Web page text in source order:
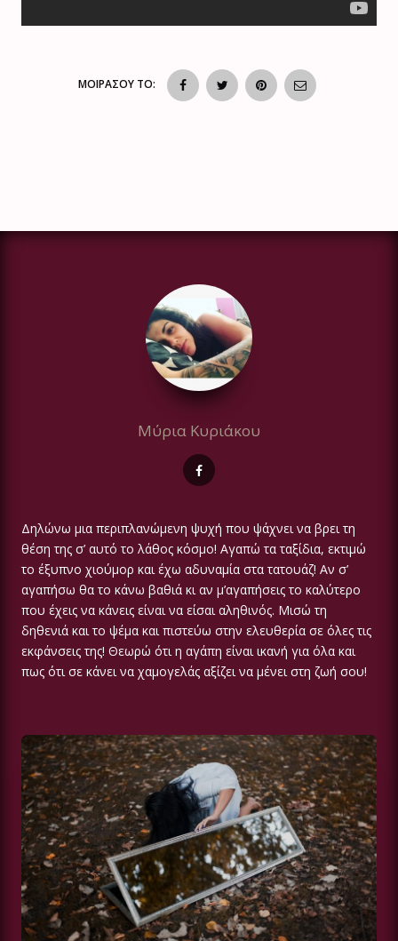
ΜΟΙΡΑΣΟΥ ΤΟ:
Μύρια Κυριάκου
Δηλώνω μια περιπλανώμενη ψυχή που ψάχνει να βρει τη
θέση της σ’ αυτό το λάθος κόσμο! Αγαπώ τα ταξίδια, εκτιμώ
το έξυπνο χιούμορ και έχω αδυναμία στα τατουάζ! Αν σ’
αγαπήσω θα το κάνω βαθιά κι αν μ’αγαπήσεις το καλύτερο
που έχεις να κάνεις είναι να είσαι αληθινός. Μισώ τη
δηθενιά και το ψέμα και πιστεύω στην ελευθερία σε όλες τις
εκφάνσεις της! Θεωρώ ότι η αγάπη είναι ικανή για όλα και
πως ότι σε κάνει να χαμογελάς αξίζει να μένει στη ζωή σου!